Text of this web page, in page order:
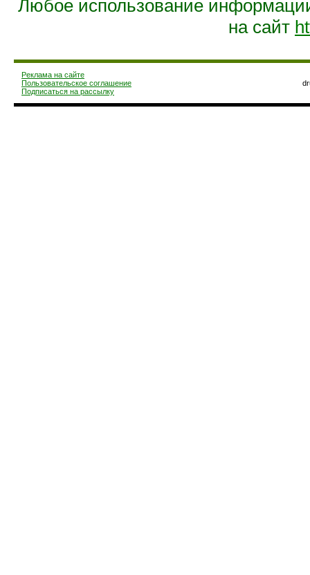
Любое использование
на сайт
Реклама на сайте
Пользовательское соглашение
Подписаться на рассылку